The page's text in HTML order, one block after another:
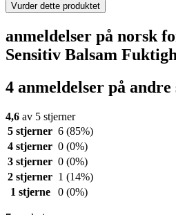
Vurder dette produktet
anmeldelser på norsk
Sensitiv Balsam
4 anmeldelser på
4,6 av 5 stjerner
5 stjerner 6 (85%)
4 stjerner 0 (0%)
3 stjerner 0 (0%)
2 stjerner 1 (14%)
1 stjerne
0 (0%)